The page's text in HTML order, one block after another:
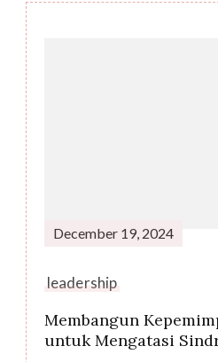
December 19, 2024
leadership
Membangun
untuk Mengatasi